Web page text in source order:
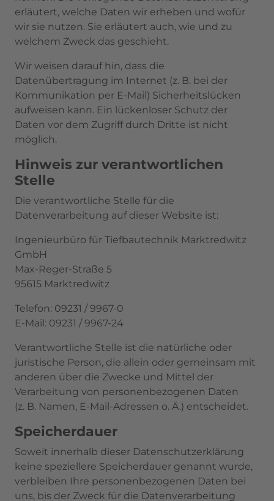
erläutert, welche Daten wir erheben und wofür
wir sie nutzen. Sie erläutert auch, wie und zu
welchem Zweck das geschieht.
Wir weisen darauf hin, dass die
Datenübertragung im Internet (z. B. bei der
Kommunikation per E-Mail) Sicherheitslücken
aufweisen kann. Ein lückenloser Schutz der
Daten vor dem Zugriff durch Dritte ist nicht
möglich.
Hinweis zur verantwortlichen
Stelle
Die verantwortliche Stelle für die
Datenverarbeitung auf dieser Website ist:
Ingenieurbüro für Tiefbautechnik Marktredwitz
GmbH
Max-Reger-Straße 5
95615 Marktredwitz
Telefon: 09231 / 9967-0
E-Mail: 09231 / 9967-24
Verantwortliche Stelle ist die natürliche oder
juristische Person, die allein oder gemeinsam mit
anderen über die Zwecke und Mittel der
Verarbeitung von personenbezogenen Daten
(z. B. Namen, E-Mail-Adressen o. Ä.) entscheidet.
Speicherdauer
Soweit innerhalb dieser Datenschutzerklärung
keine speziellere Speicherdauer genannt wurde,
verbleiben Ihre personenbezogenen Daten bei
uns, bis der Zweck für die Datenverarbeitung